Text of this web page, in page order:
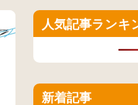
人気記事ランキ
新着記事